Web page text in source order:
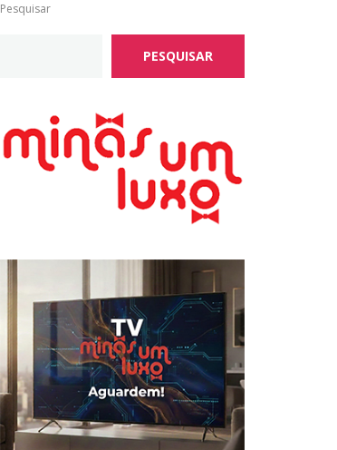
Pesquisar
PESQUISAR